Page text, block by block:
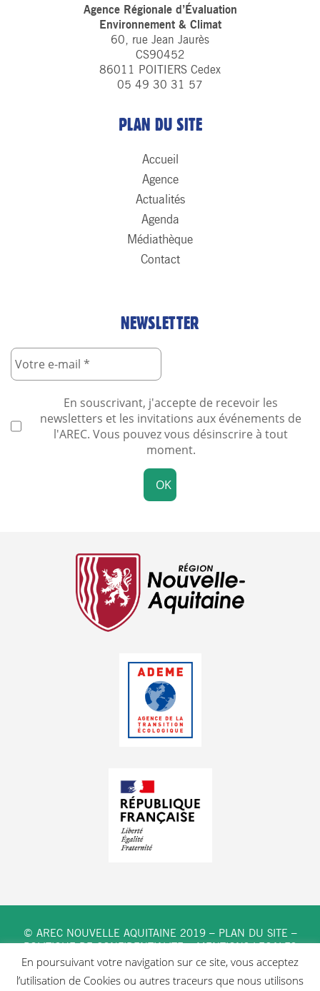
Agence Régionale d’Évaluation
Environnement & Climat
60, rue Jean Jaurès
CS90452
86011 POITIERS Cedex
05 49 30 31 57
PLAN DU SITE
Accueil
Agence
Actualités
Agenda
Médiathèque
Contact
NEWSLETTER
En souscrivant, j'accepte de recevoir les
newsletters et les invitations aux événements de
l'AREC. Vous pouvez vous désinscrire à tout
moment.
© AREC NOUVELLE AQUITAINE 2019 – PLAN DU SITE–
POLITIQUE DE CONFIDENTIALITE–MENTIONS LEGALES
En poursuivant votre navigation sur ce site, vous acceptez
l’utilisation de Cookies ou autres traceurs que nous utilisons